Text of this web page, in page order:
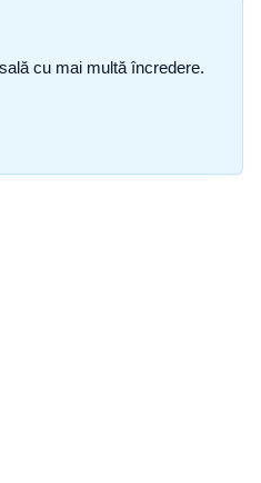
cu mai multă încredere.